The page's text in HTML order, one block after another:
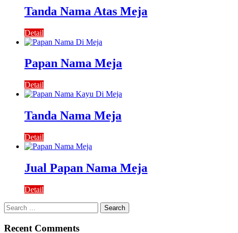
Tanda Nama Atas Meja
Detail
Papan Nama Meja
Detail
Tanda Nama Meja
Detail
Jual Papan Nama Meja
Detail
Search
for:
Recent Comments